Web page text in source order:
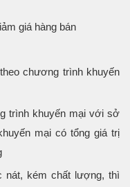
giá hàng bán
chương trình khuyến
trình khuyến mại với sở
mại có tổng giá trị
nát, kém chất lượng, thì